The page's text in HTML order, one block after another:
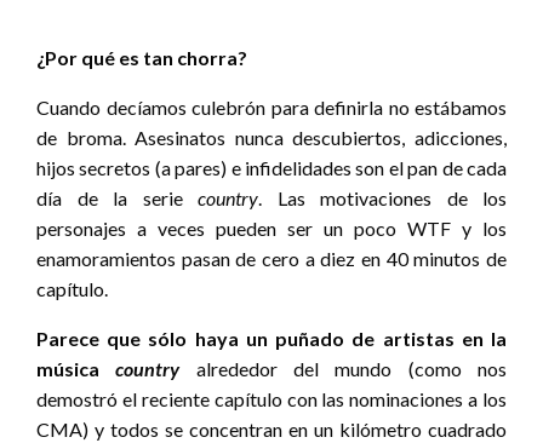
¿Por qué es tan chorra?
Cuando decíamos culebrón para definirla no estábamos
de broma. Asesinatos nunca descubiertos, adicciones,
hijos secretos (a pares) e infidelidades son el pan de cada
día de la serie country. Las motivaciones de los
personajes a veces pueden ser un poco WTF y los
enamoramientos pasan de cero a diez en 40 minutos de
capítulo.
Parece que sólo haya un puñado de artistas en la
músicacountry
alrededor del mundo (como nos
demostró el reciente capítulo con las nominaciones a los
CMA) y todos se concentran en un kilómetro cuadrado